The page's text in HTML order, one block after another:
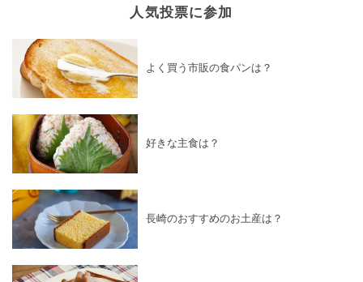
人気投票に参加
よく買う市販の食パンは？
好きな主食は？
長崎のおすすめのお土産は？